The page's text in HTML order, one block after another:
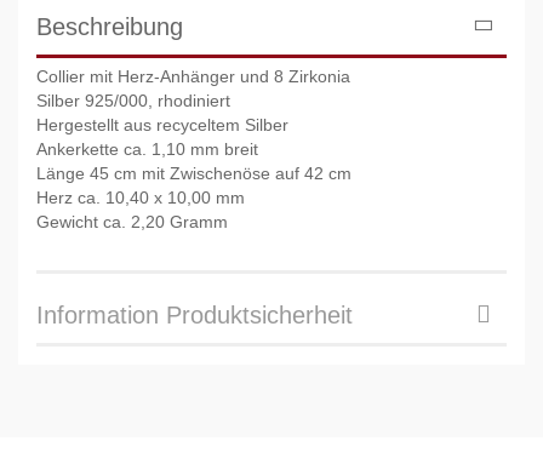
Beschreibung
Collier mit Herz-Anhänger und 8 Zirkonia
Silber 925/000, rhodiniert
Hergestellt aus recyceltem Silber
Ankerkette ca. 1,10 mm breit
Länge 45 cm mit Zwischenöse auf 42 cm
Herz ca. 10,40 x 10,00 mm
Gewicht ca. 2,20 Gramm
Information Produktsicherheit